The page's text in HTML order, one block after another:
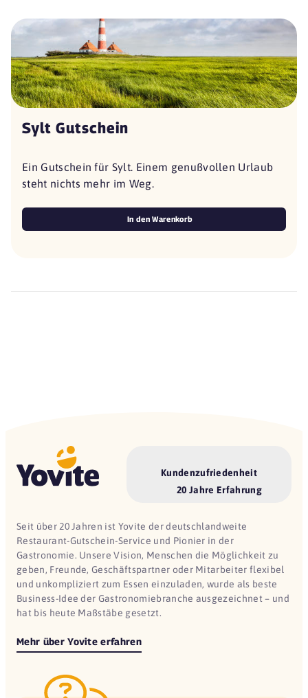
Sylt Gutschein
Ein Gutschein für Sylt. Einem genußvollen Urlaub
steht nichts mehr im Weg.
In den Warenkorb
Kundenzufriedenheit
20 Jahre Erfahrung
Seit über 20 Jahren ist Yovite der deutschlandweite
Restaurant-Gutschein-Service und Pionier in der
Gastronomie. Unsere Vision, Menschen die Möglichkeit zu
geben, Freunde, Geschäftspartner oder Mitarbeiter flexibel
und unkompliziert zum Essen einzuladen, wurde als beste
Business-Idee der Gastronomiebranche ausgezeichnet – und
hat bis heute Maßstäbe gesetzt.
Mehr über Yovite erfahren